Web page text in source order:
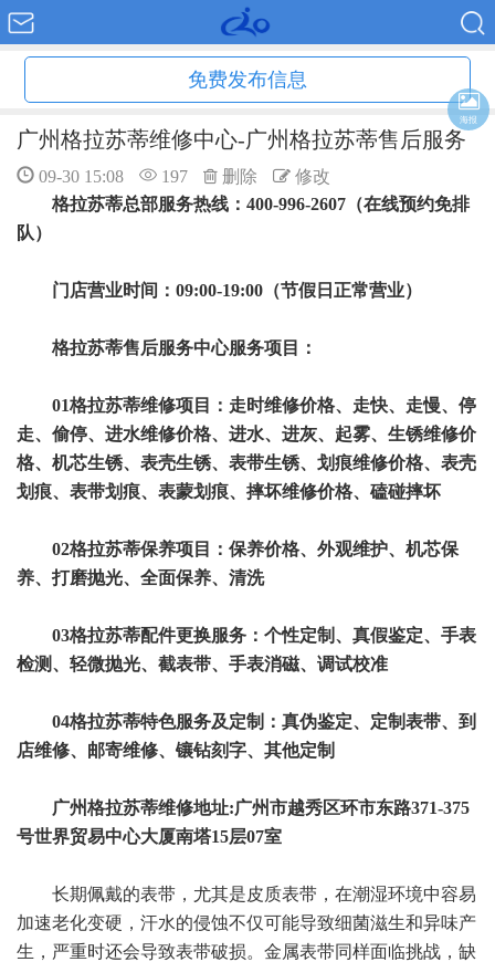
免费发布信息
广州格拉苏蒂维修中心-广州格拉苏蒂售后服务
09-30 15:08 197 删除
修改
格拉苏蒂总部服务热线：400-996-2607（在线预约免排
队）
门店营业时间：09:00-19:00（节假日正常营业）
格拉苏蒂售后服务中心服务项目：
01格拉苏蒂维修项目：走时维修价格、走快、走慢、停
走、偷停、进水维修价格、进水、进灰、起雾、生锈维修价
格、机芯生锈、表壳生锈、表带生锈、划痕维修价格、表壳
划痕、表带划痕、表蒙划痕、摔坏维修价格、磕碰摔坏
02格拉苏蒂保养项目：保养价格、外观维护、机芯保
养、打磨抛光、全面保养、清洗
03格拉苏蒂配件更换服务：个性定制、真假鉴定、手表
检测、轻微抛光、截表带、手表消磁、调试校准
04格拉苏蒂特色服务及定制：真伪鉴定、定制表带、到
店维修、邮寄维修、镶钻刻字、其他定制
广州格拉苏蒂维修地址:广州市越秀区环市东路371-375
号世界贸易中心大厦南塔15层07室
长期佩戴的表带，尤其是皮质表带，在潮湿环境中容易
加速老化变硬，汗水的侵蚀不仅可能导致细菌滋生和异味产
生，严重时还会导致表带破损。金属表带同样面临挑战，缺
海报